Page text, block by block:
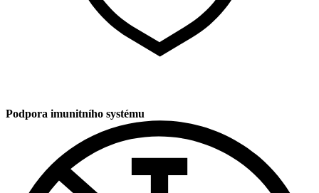
Podpora imunitního systému